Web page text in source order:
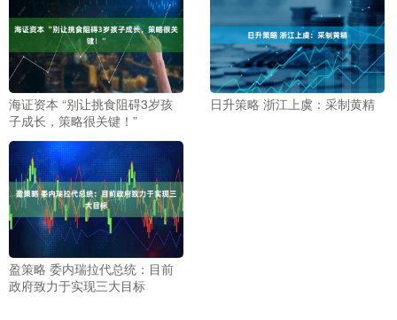
海证资本 “别让挑食阻碍3岁孩
子成长，策略很关键！”
日升策略 浙江上虞：采制黄精
盈策略 委内瑞拉代总统：目前
政府致力于实现三大目标